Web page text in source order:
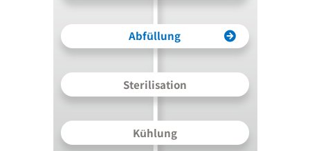
Abfüllung
Sterilisation
Kühlung